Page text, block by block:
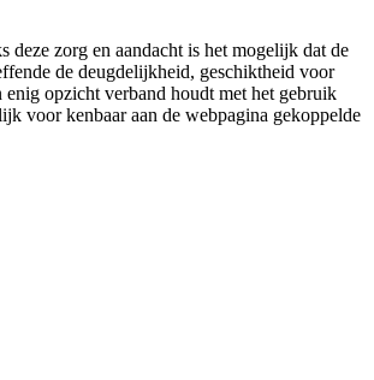
deze zorg en aandacht is het mogelijk dat de
de deugdelijkheid, geschiktheid voor
opzicht verband houdt met het gebruik
voor kenbaar aan de webpagina gekoppelde